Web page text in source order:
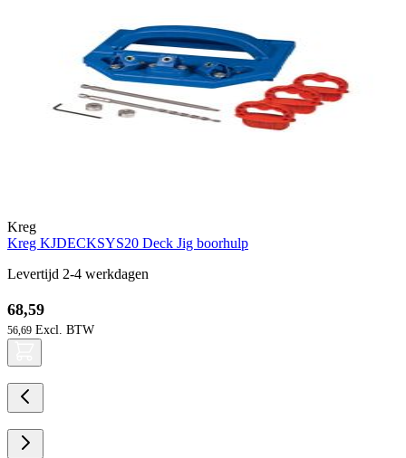
Kreg
Kreg KJDECKSYS20 Deck Jig boorhulp
Levertijd 2-4 werkdagen
68,59
56,69